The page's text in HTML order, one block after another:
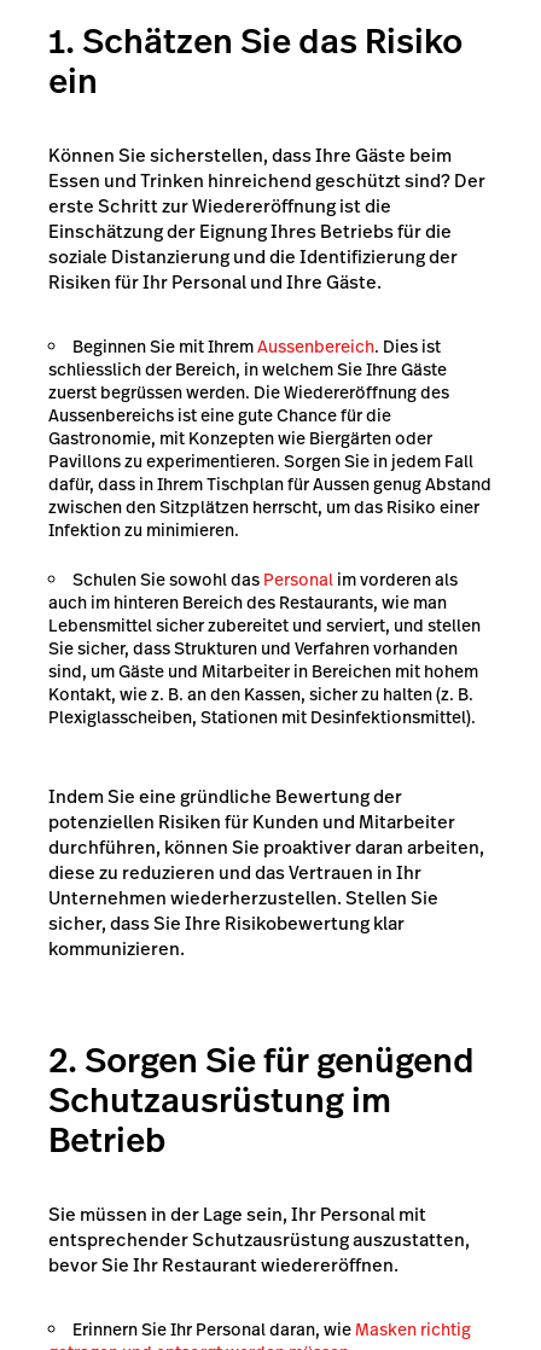
1. Schätzen Sie das Risiko
ein
Können Sie sicherstellen, dass Ihre Gäste beim
Essen und Trinken hinreichend geschützt sind? Der
erste Schritt zur Wiedereröffnung ist die
Einschätzung der Eignung Ihres Betriebs für die
soziale Distanzierung und die Identifizierung der
Risiken für Ihr Personal und Ihre Gäste.
Beginnen Sie mit IhremAussenbereich. Dies ist
schliesslich der Bereich, in welchem Sie Ihre Gäste
zuerst begrüssen werden. Die Wiedereröffnung des
Aussenbereichs ist eine gute Chance für die
Gastronomie, mit Konzepten wie Biergärten oder
Pavillons zu experimentieren. Sorgen Sie in jedem Fall
dafür, dass in Ihrem Tischplan für Aussen genug Abstand
zwischen den Sitzplätzen herrscht, um das Risiko einer
Infektion zu minimieren.
Schulen Sie sowohl das Personal im vorderen als
auch im hinteren Bereich des Restaurants, wie man
Lebensmittel sicher zubereitet und serviert, und stellen
Sie sicher, dass Strukturen und Verfahren vorhanden
sind, um Gäste und Mitarbeiter in Bereichen mit hohem
Kontakt, wie z. B. an den Kassen, sicher zu halten (z. B.
Plexiglasscheiben, Stationen mit Desinfektionsmittel).
Indem Sie eine gründliche Bewertung der
potenziellen Risiken für Kunden und Mitarbeiter
durchführen, können Sie proaktiver daran arbeiten,
diese zu reduzieren und das Vertrauen in Ihr
Unternehmen wiederherzustellen. Stellen Sie
sicher, dass Sie Ihre Risikobewertung klar
kommunizieren.
2. Sorgen Sie für genügend
Schutzausrüstung im
Betrieb
Sie müssen in der Lage sein, Ihr Personal mit
entsprechender Schutzausrüstung auszustatten,
bevor Sie Ihr Restaurant wiedereröffnen.
Erinnern Sie Ihr Personal daran, wieMasken richtig